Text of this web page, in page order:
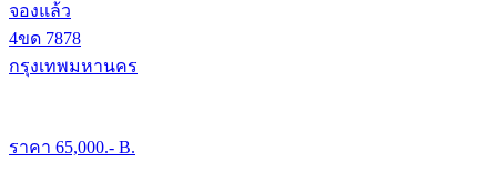
จองแล้ว
4ขด 7878
กรุงเทพมหานคร
ราคา 65,000.- B.